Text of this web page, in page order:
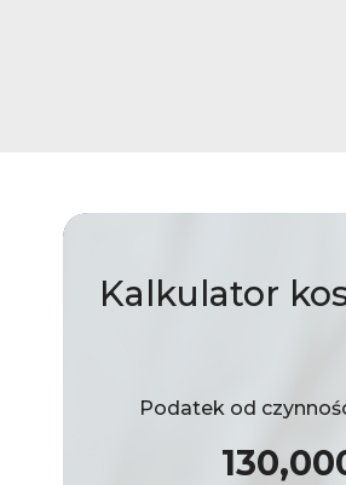
Kalkulator
Podatek od